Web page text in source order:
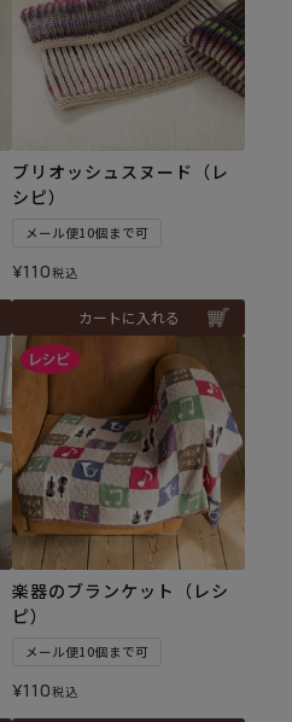
ブリオッシュスヌード（レ
シピ）
メール便10個まで可
¥110税込
カートに入れる
楽器のブランケット（レシ
ピ）
メール便10個まで可
¥110税込